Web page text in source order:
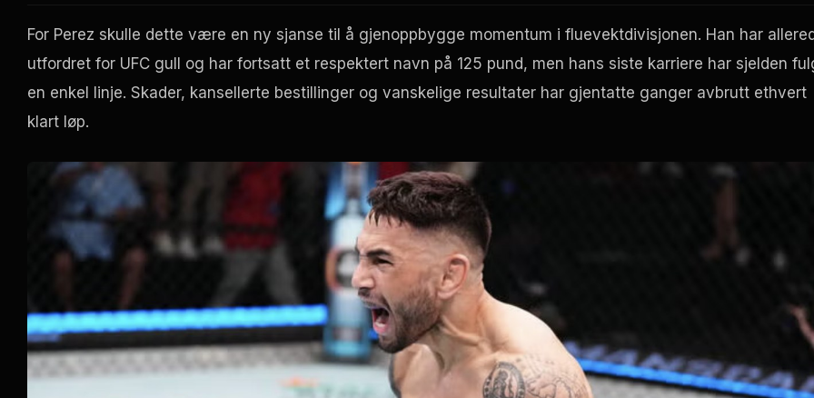
For Perez skulle dette være en ny sjanse til å gjenoppbygge momentum i fluevektdivisjonen. Han har
utfordret for UFC gull og har fortsatt et respektert navn på 125 pund, men hans siste karriere har sjelden
en enkel linje. Skader, kansellerte bestillinger og vanskelige resultater har gjentatte ganger avbrutt ethvert
klart løp.